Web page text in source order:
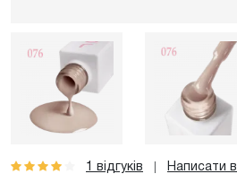
1 відгуків Написати